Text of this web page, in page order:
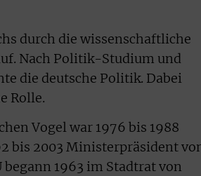
durch die wissenschaftliche
Nach Politik-Studium und
die deutsche Politik. Dabei
Rolle.
Vogel war 1976 bis 1988
bis 2003 Ministerpräsident
1963 im Stadtrat von